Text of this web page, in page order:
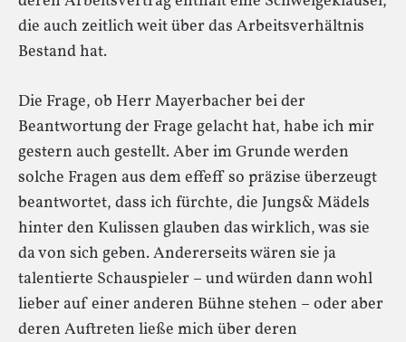
die auch zeitlich weit über das Arbeitsverhältnis
Bestand hat.
Die Frage, ob Herr Mayerbacher bei der
Beantwortung der Frage gelacht hat, habe ich mir
gestern auch gestellt. Aber im Grunde werden
solche Fragen aus dem effeff so präzise überzeugt
beantwortet, dass ich fürchte, die Jungs& Mädels
hinter den Kulissen glauben das wirklich, was sie
da von sich geben. Andererseits wären sie ja
talentierte Schauspieler – und würden dann wohl
lieber auf einer anderen Bühne stehen – oder aber
deren Auftreten ließe mich über deren